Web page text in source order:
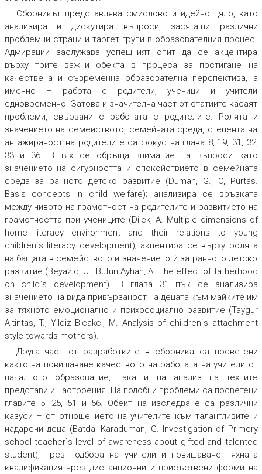
Сборникът представлява смислово и идейно цяло, като
анализира и дискутира въпроси, засягащи различни
проблемни страни и таргет групи в образователния процес.
Адмирации заслужава успешният опит да се акцентира
върху трите важни обекта в процеса за постигане на
качествена и съвременна образователна перспектива, а
именно – работа с родители, ученици и учители
едновременно. Затова и значителна част от статиите касаят
проблеми, свързани с работата с родителите. Ролята и
значението на семейството, семейната среда, степента на
ангажираност на родителите са фокус на глава 8, 19, 31, 32,
33 и 36. В тях се обръща внимание на въпроси като
значението на сигурността и спокойствието в семейната
среда за ранното детско развитие (Duman, G., O, Purtas.
Basis concepts in child welfare); анализира се връзката
между нивото на грамотност на родителите и развитието на
грамотността при учениците (Dilek, A. Multiple dimensions of
home literacy environment and their relations to young
children`s literacy development); акцентира се върху ролята
на бащата в семейството и значението ѝ за ранното детско
развитие (Beyazid, U., Butun Ayhan, A. The effect of fatherhood
on child`s development). В глава 31 пък се анализира
значението на вида привързаност на децата към майките им
за тяхното емоционално и психосоциално развитие (Taygur
Altintas, T., Yildiz Bicakci, M. Analysis of children`s attachment
style towards mothers).
Друга част от разработките в сборника са посветени
както на повишаване качеството на работата на учители от
началното образование, така и на анализ на техните
представи и настроения. На подобни проблеми са посветени
главите 5, 25, 51 и 56. Обект на изследване са различни
казуси – от отношението на учителите към талантливите и
надарени деца (Batdal Karaduman, G. Investigation of Primery
school teacher`s level of awareness about gifted and talented
student), през подбора на учители и повишаване тяхната
квалификация чрез дистанционни и присъствени форми на